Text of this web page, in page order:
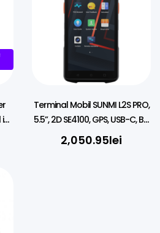
Terminal Mobil SUNMI L2S PRO,
5.5”, 2D SE4100, GPS, USB-C, BT,
WI-FI, 4G, NFC, Fara Play Store
2,050.95lei